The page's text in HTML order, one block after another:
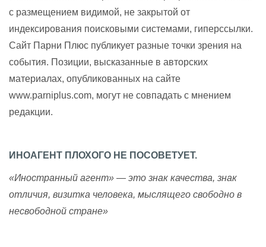
с размещением видимой, не закрытой от
индексирования поисковыми системами, гиперссылки.
Сайт Парни Плюс публикует разные точки зрения на
события. Позиции, высказанные в авторских
материалах, опубликованных на сайте
www.parniplus.com, могут не совпадать с мнением
редакции.
ИНОАГЕНТ ПЛОХОГО НЕ ПОСОВЕТУЕТ.
«Иностранный агент» — это знак качества, знак
отличия, визитка человека, мыслящего свободно в
несвободной стране»